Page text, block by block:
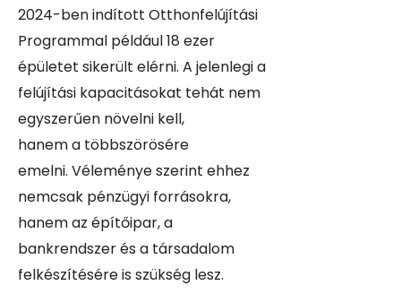
2024-ben indított Otthonfelújítási
Programmal például 18 ezer
épületet sikerült elérni. A jelenlegi a
felújítási kapacitásokat tehát nem
egyszerűen növelni kell,
hanem a többszörösére
emelni. Véleménye szerint ehhez
nemcsak pénzügyi forrásokra,
hanem az építőipar, a
bankrendszer és a társadalom
felkészítésére is szükség lesz.